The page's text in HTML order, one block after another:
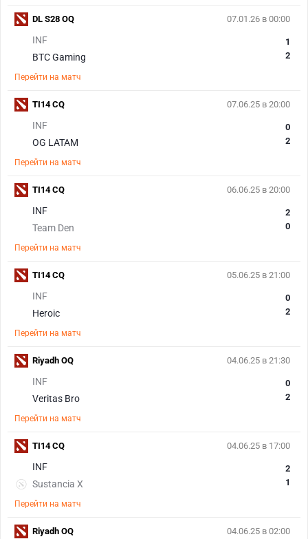
07.01.26 в 00:00
INF
BTC Gaming
1
2
Перейти на матч
DL S28 OQ
07.06.25 в 20:00
INF
OG LATAM
0
2
Перейти на матч
TI14 CQ
06.06.25 в 20:00
INF
Team Den
2
0
Перейти на матч
TI14 CQ
05.06.25 в 21:00
INF
Heroic
0
2
Перейти на матч
TI14 CQ
04.06.25 в 21:30
INF
Veritas Bro
0
2
Перейти на матч
Riyadh OQ
04.06.25 в 17:00
INF
Sustancia X
2
1
Перейти на матч
TI14 CQ
04.06.25 в 02:00
Riyadh OQ